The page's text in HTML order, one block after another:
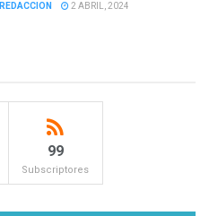
REDACCION 2 ABRIL, 2024
99
Subscriptores